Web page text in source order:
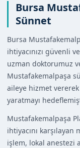
Bursa
Sünnet
Bursa
ihtiyacınızı güvenli
uzman doktorumuz
Mustafakemalpaşa
aileye hizmet
yaratmayı
Mustafakemalpaşa
ihtiyacını karşılayan
işlem, lokal anestezi